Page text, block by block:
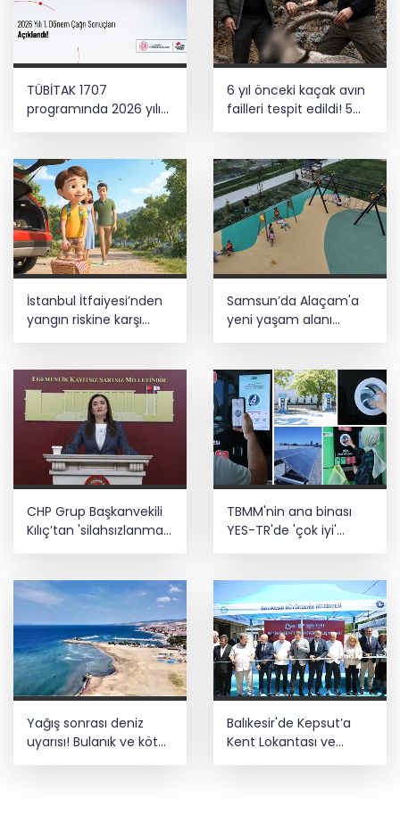
TÜBİTAK 1707
programında 2026 yılı
6 yıl önceki kaçak avın
failleri tespit edildi! 5
İstanbul İtfaiyesi’nden
yangın riskine karşı
Samsun’da Alaçam'a
yeni yaşam alanı
CHP Grup Başkanvekili
Kılıç’tan 'silahsızlanma'
vurgusu
TBMM'nin ana binası
YES-TR'de 'çok iyi'
olarak sertifikalandırıldı
Yağış sonrası deniz
uyarısı! Bulanık ve kötü
Balıkesir'de Kepsut’a
Kent Lokantası ve